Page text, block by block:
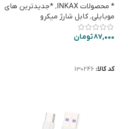
* محصولات INKAX , *جدیدترین های
موبایلی, کابل شارژ میکرو
87,000تومان
کد کالا:130246